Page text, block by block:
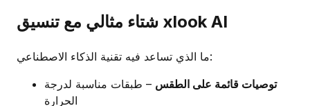
شتاء مثالي مع تنسيق xlook AI
ما الذي تساعد فيه تقنية الذكاء الاصطناعي:
توصيات قائمة على الطقس – طبقات مناسبة لدرجة
الحرارة